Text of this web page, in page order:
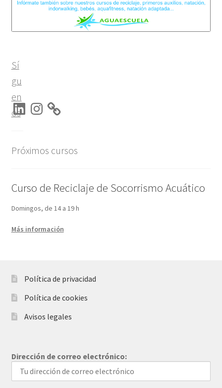
Sí
gu
en
os
LinkedInInstagram
Próximos cursos
Curso de Reciclaje de Socorrismo Acuático
Domingos, de 14 a 19 h
Más información
Política de privacidad
Política de cookies
Avisos legales
Dirección de correo electrónico: